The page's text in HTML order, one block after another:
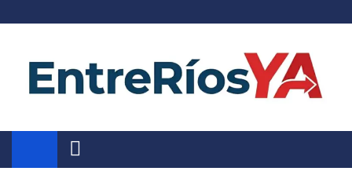
Noticias de Entre Ríos
Información de toda la provincia ahora